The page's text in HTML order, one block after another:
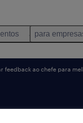
para
feedback ao chefe para